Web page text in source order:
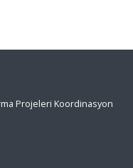
Projeleri Koordinasyon